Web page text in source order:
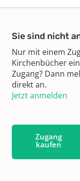
Sie sind nicht
Nur mit einem
Kirchenbücher
Zugang? Dann
direkt an.
Jetzt anmelden
Zugang
kaufen